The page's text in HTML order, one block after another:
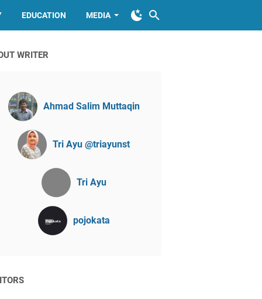
EDUCATION MEDIA
WRITER
Ahmad Salim Muttaqin
Tri Ayu @triayunst
Tri Ayu
pojokata